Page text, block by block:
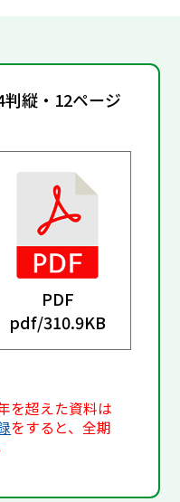
判縦・12ページ
PDF
pdf/310.9KB
を超えた資料は
をすると、全期